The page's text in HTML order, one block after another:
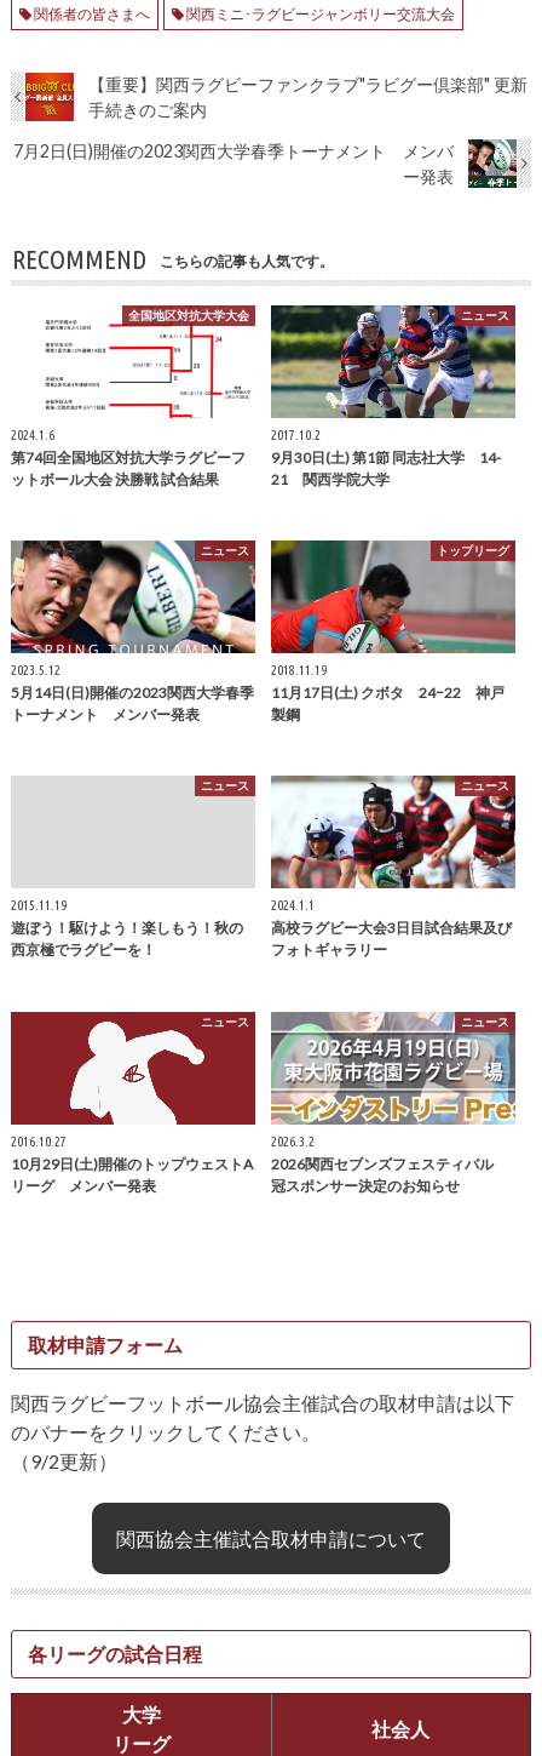
関係者の皆さまへ 関西ミニ･ラグビージャンボリー交流大会
【重要】関西ラグビーファンクラブ"ラビグー倶楽部" 更新
手続きのご案内
7月2日(日)開催の2023関西大学春季トーナメント メンバ
ー発表
RECOMMEND こちらの記事も人気です。
全国地区対抗大学大会
2024.1.6
第74回全国地区対抗大学ラグビーフ
ットボール大会 決勝戦 試合結果
ニュース
2017.10.2
9月30日(土) 第1節 同志社大学 14-
21 関西学院大学
ニュース
2023.5.12
5月14日(日)開催の2023関西大学春季
トーナメント メンバー発表
トップリーグ
2018.11.19
11月17日(土) クボタ 24−22 神戸
製鋼
ニュース
2015.11.19
遊ぼう！駆けよう！楽しもう！秋の
西京極でラグビーを！
ニュース
2024.1.1
高校ラグビー大会3日目試合結果及び
フォトギャラリー
ニュース
2016.10.27
10月29日(土)開催のトップウェストA
リーグ メンバー発表
ニュース
2026.3.2
2026関西セブンズフェスティバル
冠スポンサー決定のお知らせ
取材申請フォーム
関西ラグビーフットボール協会主催試合の取材申請は以下
のバナーをクリックしてください。
（9/2更新）
関西協会主催試合取材申請について
各リーグの試合日程
大学
リーグ
社会人